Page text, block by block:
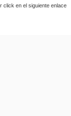
click en el siguiente enlace